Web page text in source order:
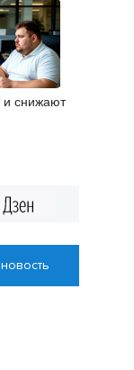
и снижают